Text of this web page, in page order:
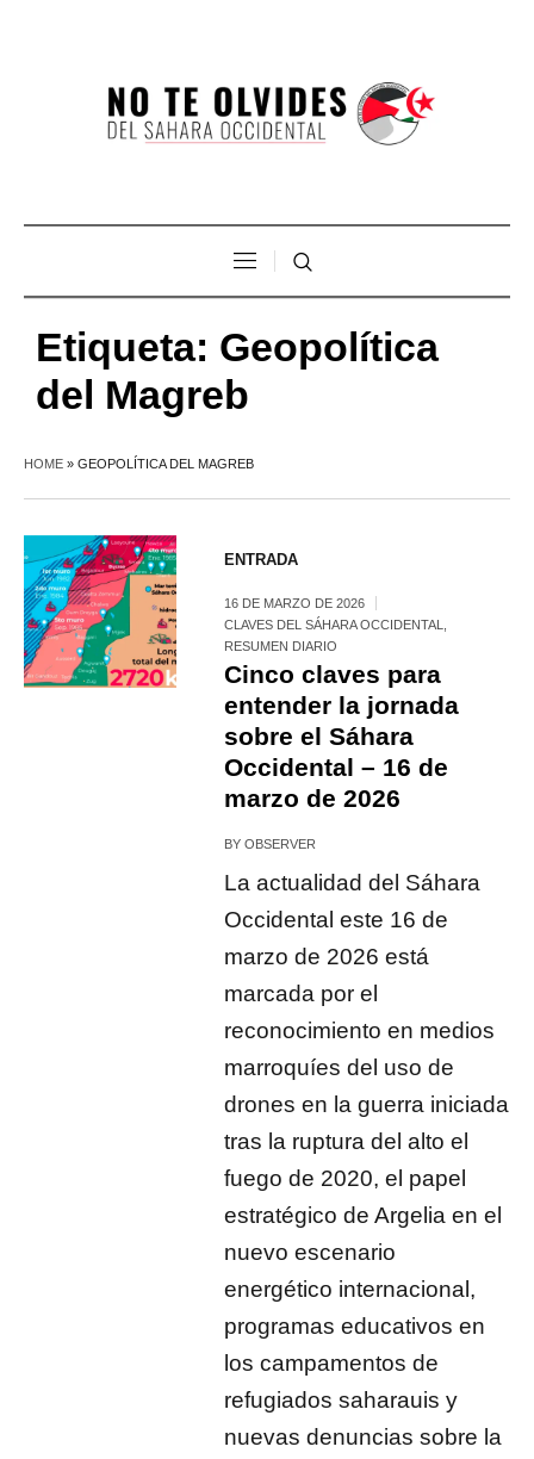
Etiqueta: Geopolítica
del Magreb
HOME » GEOPOLÍTICA DEL MAGREB
ENTRADA
16 DE MARZO DE 2026
CLAVES DEL SÁHARA OCCIDENTAL
RESUMEN DIARIO
Cinco claves para
entender la jornada
sobre el Sáhara
Occidental – 16 de
marzo de 2026
BYOBSERVER
La actualidad del Sáhara
Occidental este 16 de
marzo de 2026 está
marcada por el
reconocimiento en medios
marroquíes del uso de
drones en la guerra iniciada
tras la ruptura del alto el
fuego de 2020, el papel
estratégico de Argelia en el
nuevo escenario
energético internacional,
programas educativos en
los campamentos de
refugiados saharauis y
nuevas denuncias sobre la